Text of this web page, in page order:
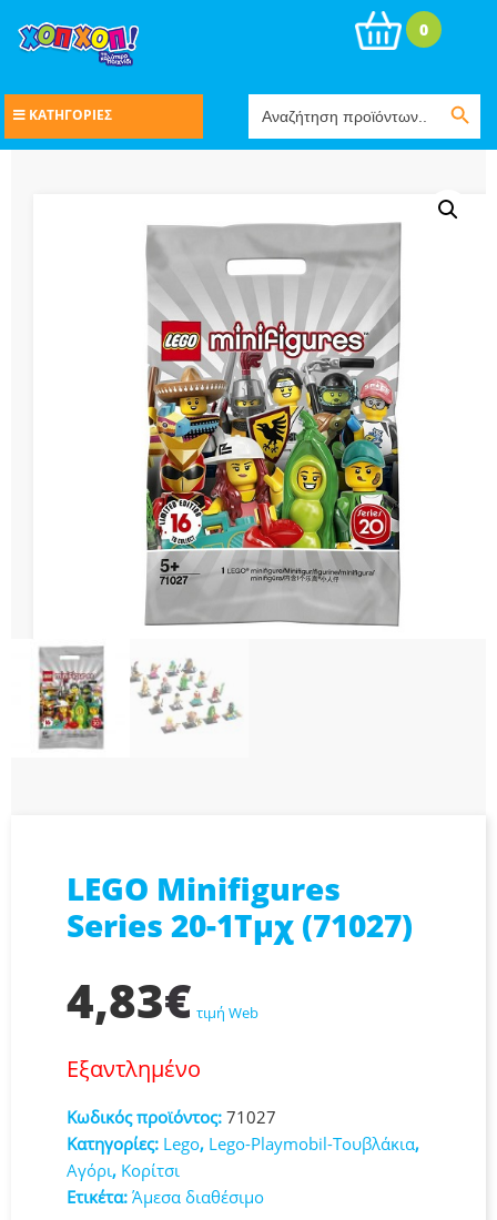
for:
Search Button
0
ΚΑΤΗΓΟΡΙΕΣ
LEGO Minifigures
Series 20-1Τμχ (71027)
4,83€ τιμή Web
Εξαντλημένο
Κωδικός προϊόντος: 71027
Κατηγορίες: Lego, Lego-Playmobil-Τουβλάκια,
Αγόρι, Κορίτσι
Ετικέτα: Άμεσα διαθέσιμο